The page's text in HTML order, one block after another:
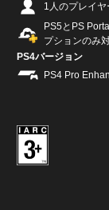
1人のプレイヤ
PS5とPS
プションのみ
PS4バージョン
PS4 Pro